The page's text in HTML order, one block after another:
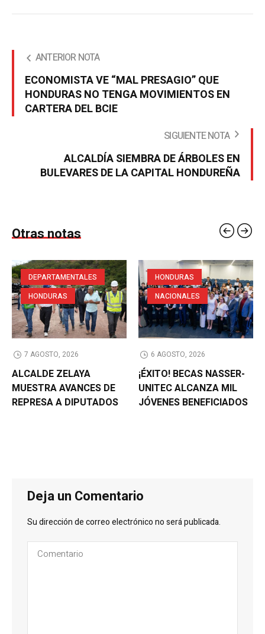
ANTERIOR NOTA
ECONOMISTA VE “MAL PRESAGIO” QUE
HONDURAS NO TENGA MOVIMIENTOS EN
CARTERA DEL BCIE
SIGUIENTE NOTA
ALCALDÍA SIEMBRA DE ÁRBOLES EN
BULEVARES DE LA CAPITAL HONDUREÑA
Otras notas
DEPARTAMENTALES
HONDURAS
7 AGOSTO, 2026
ALCALDE ZELAYA
MUESTRA AVANCES DE
REPRESA A DIPUTADOS
HONDURAS
NACIONALES
6 AGOSTO, 2026
¡ÉXITO! BECAS NASSER-
UNITEC ALCANZA MIL
JÓVENES BENEFICIADOS
Deja un Comentario
Su dirección de correo electrónico no será publicada.